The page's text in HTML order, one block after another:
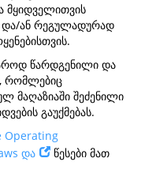
მყიდველითვის
და/ან რეგულადურად
წარდგენილი და
რომლებიც
მაღაზიაში შეძენილი
გაუქმებას.
Operating
და
წესები მათ